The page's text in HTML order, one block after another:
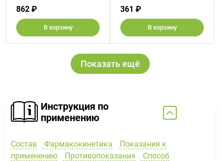
862 ₽
В корзину
361 ₽
В корзину
Показать ещё
Инструкция по
применению
Состав Фармакокинетика
Показания к
применению
Противопоказания
Способ